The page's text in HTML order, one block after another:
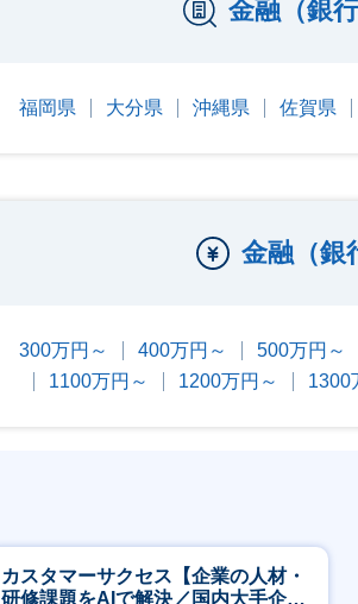
金融（銀
福岡県 大分県 沖縄県 佐賀県
金融（銀
300万円～ 400万円～ 500万円～
1100万円～
1200万円～ 1300
カスタマーサクセス【企業の人材・
研修課題をAIで解決／国内大手企業